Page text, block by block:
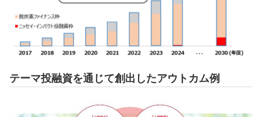
テーマ投融資を通じて創出したアウトカム例